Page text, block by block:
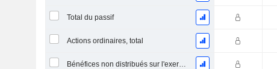
Total du passif
Actions ordinaires, total
Bénéfices non distribués sur l'exercice